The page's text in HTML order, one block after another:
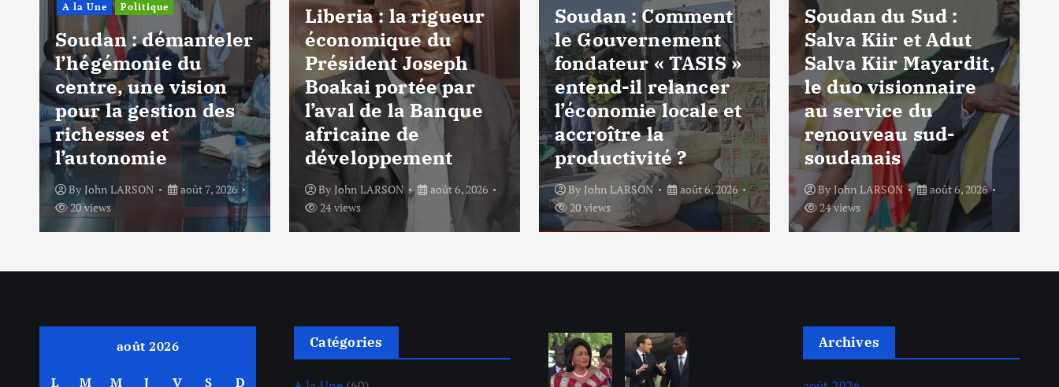
A la Une Politique
Soudan : démanteler
l’hégémonie du
centre, une vision
pour la gestion des
richesses et
l’autonomie
By John LARSON
août 7, 2026
20 views
Liberia : la rigueur
économique du
Président Joseph
Boakai portée par
l’aval de la Banque
africaine de
développement
By John LARSON
août 6, 2026
24 views
Soudan : Comment
le Gouvernement
fondateur « TASIS »
entend-il relancer
l’économie locale et
accroître la
productivité ?
By John LARSON
août 6, 2026
20 views
Soudan du Sud :
Salva Kiir et Adut
Salva Kiir Mayardit,
le duo visionnaire
au service du
renouveau sud-
soudanais
By John LARSON
août 6, 2026
24 views
août 2026
L M M J V S
D
Catégories Archives